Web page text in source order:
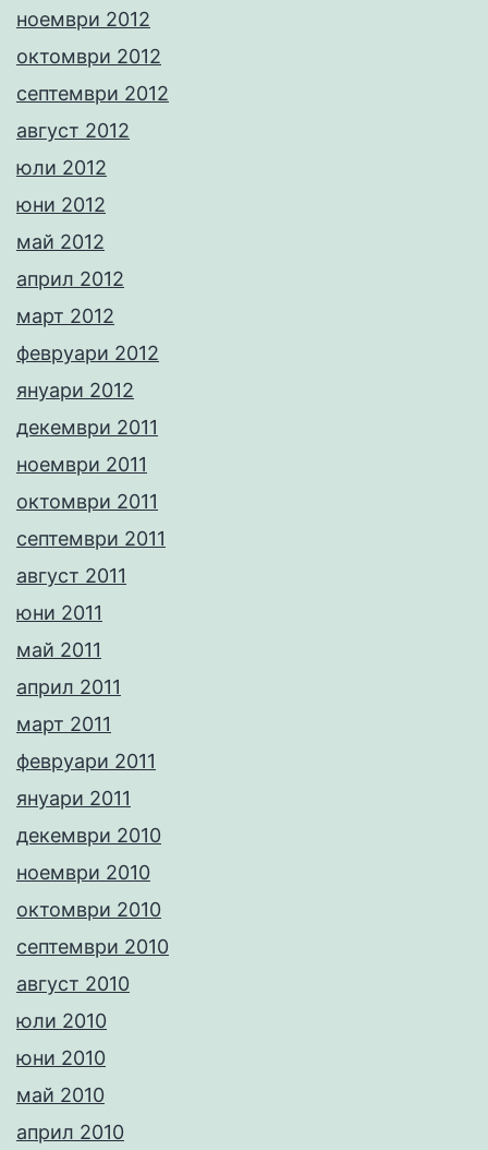
ноември 2012
октомври 2012
септември 2012
август 2012
юли 2012
юни 2012
май 2012
април 2012
март 2012
февруари 2012
януари 2012
декември 2011
ноември 2011
октомври 2011
септември 2011
август 2011
юни 2011
май 2011
април 2011
март 2011
февруари 2011
януари 2011
декември 2010
ноември 2010
октомври 2010
септември 2010
август 2010
юли 2010
юни 2010
май 2010
април 2010